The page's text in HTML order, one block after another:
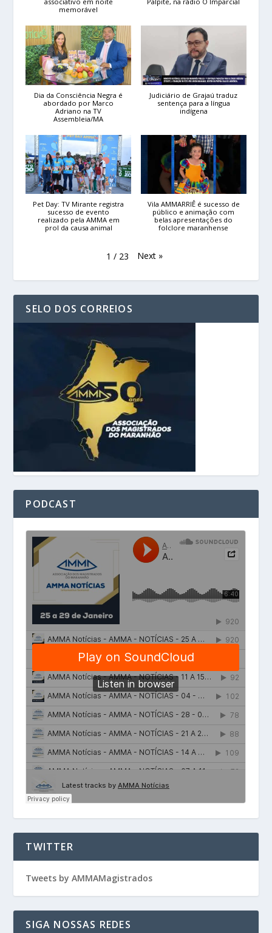
memorável
Dia da Consciência Negra é
abordado por Marco
Adriano na TV
Assembleia/MA
Judiciário de Grajaú traduz
sentença para a língua
indígena
Pet Day: TV Mirante registra
sucesso de evento
realizado pela AMMA em
prol da causa animal
Vila AMMARRIÊ é sucesso de
público e animação com
belas apresentações do
folclore maranhense
1 / 23 Next »
SELO DOS CORREIOS
PODCAST
TWITTER
Tweets by AMMAMagistrados
SIGA NOSSAS REDES